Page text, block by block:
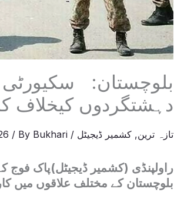
بلوچستان:
دہشتگردوں کیخلاف
تازہ ترین, کشمیر ڈیجیٹل /
/ By Bukhari
راولپنڈی (کشمیر ڈیجیٹل)پاک
بلوچستان کے مختلف علاقوں میں کارروائیوں کے دوران